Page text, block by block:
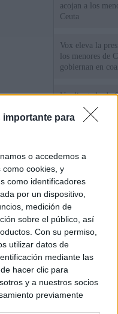
para
o accedemos a
como cookies, y
como identificadores
por un dispositivo,
medición de
sobre el público, así
Con su permiso,
utilizar datos de
mediante las
hacer clic para
y a nuestros socios
previamente
acojan a los
Ceuta
Vox eleva la
los menores de
gobiernan en
Un diputado de
ante la Fiscalía
los inmigrantes”
ministros
de Ceuta
y Cookies